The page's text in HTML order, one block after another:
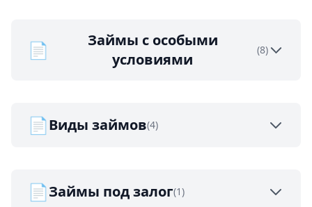
📄
Займы с особыми
условиями
(8)
📄Виды займов(4)
📄Займы под залог(1)